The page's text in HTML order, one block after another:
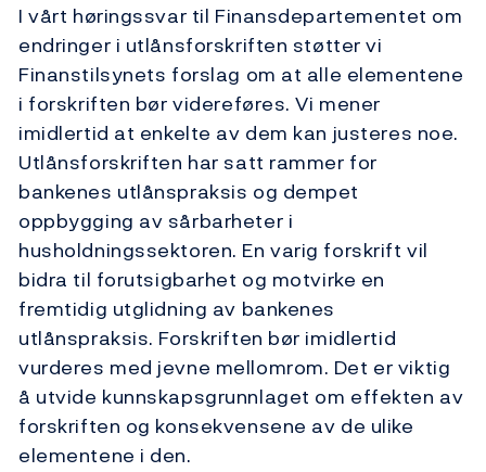
I vårt høringssvar til Finansdepartementet om
endringer i utlånsforskriften støtter vi
Finanstilsynets forslag om at alle elementene
i forskriften bør videreføres. Vi mener
imidlertid at enkelte av dem kan justeres noe.
Utlånsforskriften har satt rammer for
bankenes utlånspraksis og dempet
oppbygging av sårbarheter i
husholdningssektoren. En varig forskrift vil
bidra til forutsigbarhet og motvirke en
fremtidig utglidning av bankenes
utlånspraksis. Forskriften bør imidlertid
vurderes med jevne mellomrom. Det er viktig
å utvide kunnskapsgrunnlaget om effekten av
forskriften og konsekvensene av de ulike
elementene i den.